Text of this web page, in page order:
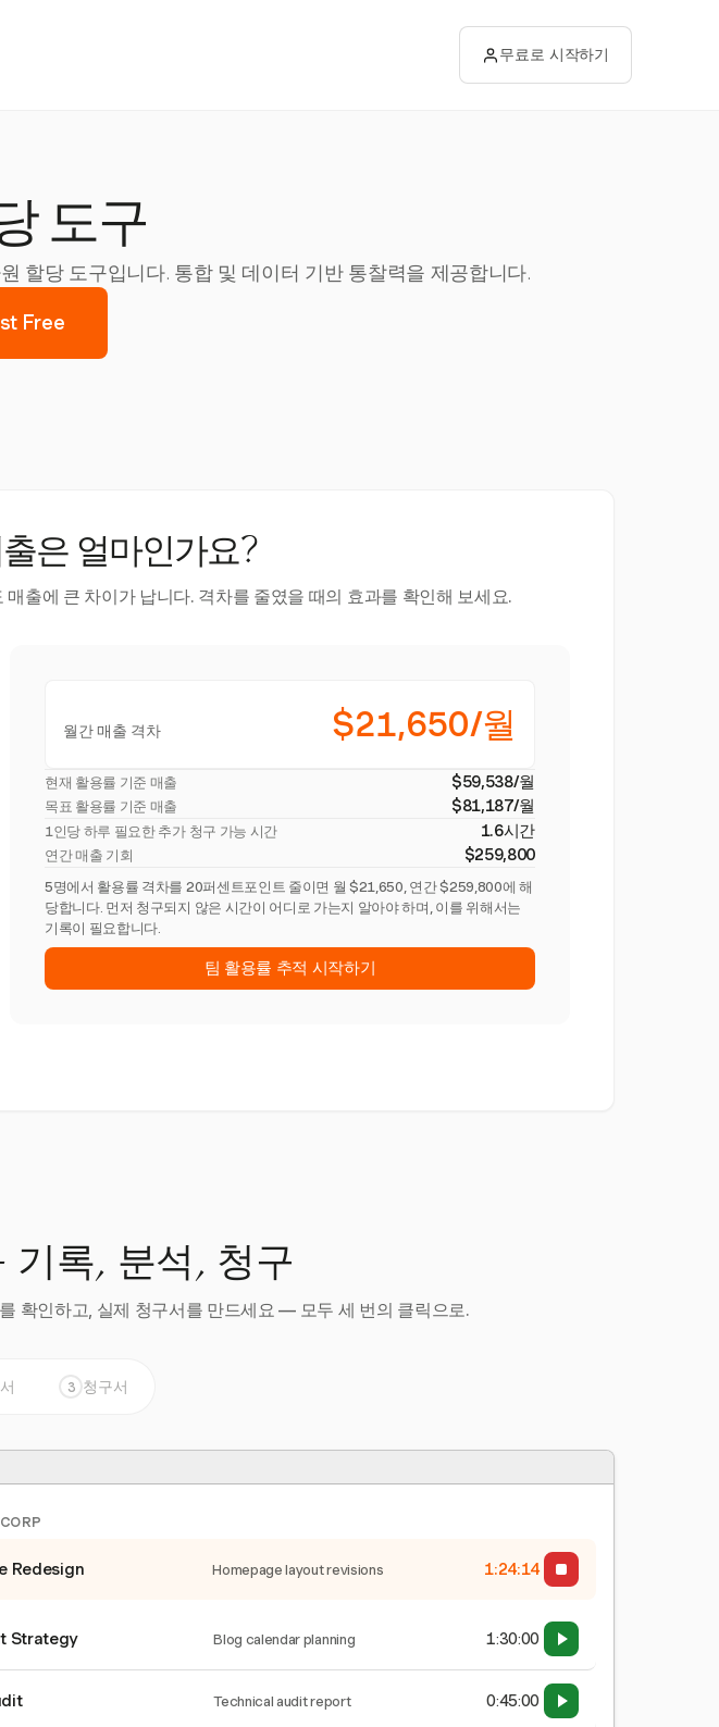
무료로 시작하기
도구
할당 도구입니다. 통합 및 데이터 기반 통찰력을 제공합니다.
Free
은 얼마인가요?
출에 큰 차이가 납니다. 격차를 줄였을 때의 효과를 확인해 보세요.
월간 매출 격차 $21,650/월
현재 활용률 기준 매출 $59,538/월
목표 활용률 기준 매출 $81,187/월
1인당 하루 필요한 추가 청구 가능 시간 1.6시간
연간 매출 기회 $259,800
5명에서 활용률 격차를 20퍼센트포인트 줄이면 월 $21,650, 연간 $259,800에 해
당합니다. 먼저 청구되지 않은 시간이 어디로 가는지 알아야 하며, 이를 위해서는
기록이 필요합니다.
팀 활용률 추적 시작하기
록, 분석, 청구
확인하고, 실제 청구서를 만드세요 — 모두 세 번의 클릭으로.
3 청구서
Redesign Homepage layout revisions 1:24:15
Strategy Blog calendar planning 1:30:00
Technical audit report 0:45:00